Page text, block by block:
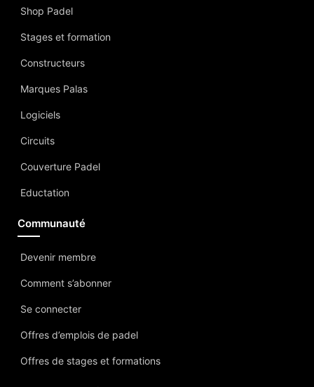
Shop Padel
Stages et formation
Constructeurs
Marques Palas
Logiciels
Circuits
Couverture Padel
Eductation
Communauté
Devenir membre
Comment s’abonner
Se connecter
Offres d’emplois de padel
Offres de stages et formations